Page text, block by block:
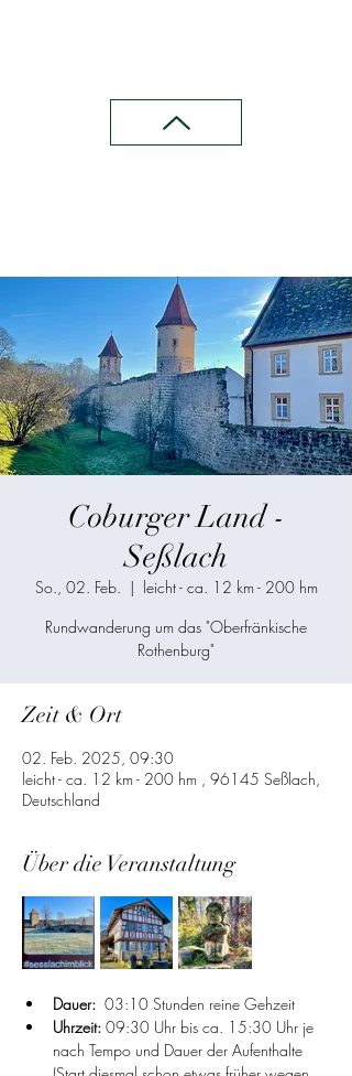
Coburger Land -
Seßlach
So., 02. Feb.
  |
leicht - ca. 12 km - 200 hm
Rundwanderung um das "Oberfränkische
Rothenburg"
Zeit & Ort
02. Feb. 2025, 09:30
leicht - ca. 12 km - 200 hm , 96145 Seßlach,
Deutschland
Über die Veranstaltung
Dauer: 03:10 Stunden reine Gehzeit
Uhrzeit: 09:30 Uhr bis ca. 15:30 Uhr je
nach Tempo und Dauer der Aufenthalte